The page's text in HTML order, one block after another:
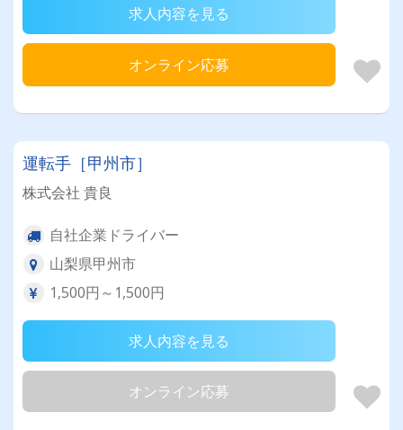
求人内容を見る
オンライン応募
運転手［甲州市］
株式会社 貴良
自社企業ドライバー
山梨県甲州市
1,500円～1,500円
求人内容を見る
オンライン応募